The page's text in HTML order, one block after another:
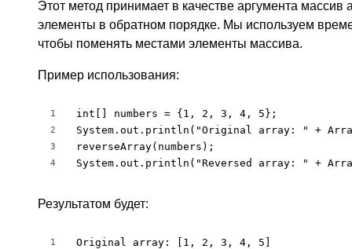
Этот метод принимает в качестве аргумента массив
элементы в обратном порядке. Мы используем
чтобы поменять местами элементы массива.
Пример использования:
1
2
3
4
int[] numbers = {1, 2, 3, 4, 5};
System.out.println("Original array: " +
reverseArray(numbers);
System.out.println("Reversed array: " +
Результатом будет:
1
Original array: [1, 2, 3, 4, 5]